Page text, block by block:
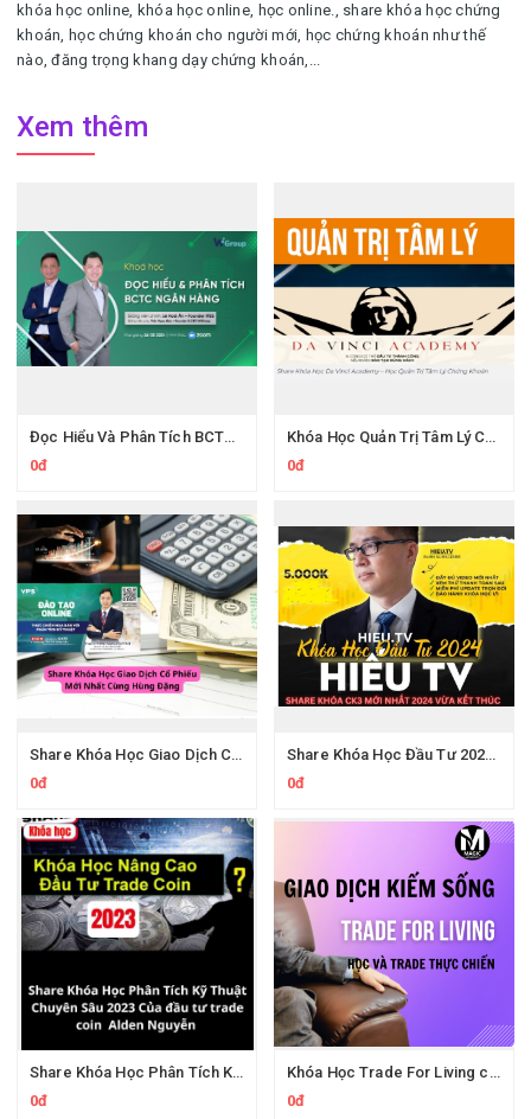
khóa học online, khóa học online, học online., share khóa học chứng
khoán, học chứng khoán cho người mới, học chứng khoán như thế
nào, đăng trọng khang dạy chứng khoán,...
Xem thêm
Đọc Hiểu Và Phân Tích BCTC Ngân Hàng Cùng Wichart Ngọc Báu
0đ
Khóa Học Quản Trị Tâm Lý Chứng Khoán Da Vinci Academy
0đ
Share Khóa Học Giao Dịch Cổ Phiếu Của Hùng Đặng Mới Nhất
0đ
Share Khóa Học Đầu Tư 2024 Của Hieutv
0đ
Share Khóa Học Phân Tích Kỹ Thuật Chuyên Sâu 2023 Của Alden Nguyễn
0đ
Khóa Học Trade For Living của Tôi Đi Trade Dạo
0đ